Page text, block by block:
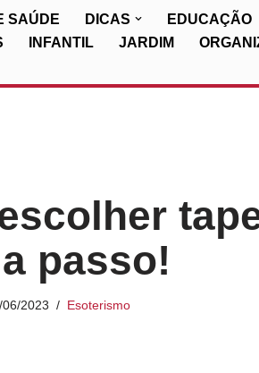
SAÚDE DICAS EDUCAÇÃO
INFANTIL JARDIM
passo!
06/2023 Esoterismo